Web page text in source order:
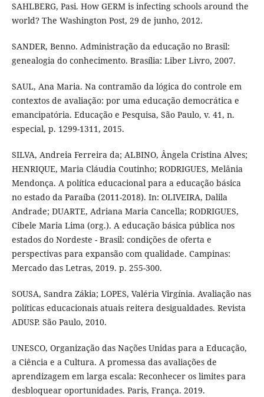
SAHLBERG, Pasi. How GERM is infecting schools around the
world? The Washington Post, 29 de junho, 2012.
SANDER, Benno. Administração da educação no Brasil:
genealogia do conhecimento. Brasília: Liber Livro, 2007.
SAUL, Ana Maria. Na contramão da lógica do controle em
contextos de avaliação: por uma educação democrática e
emancipatória. Educação e Pesquisa, São Paulo, v. 41, n.
especial, p. 1299-1311, 2015.
SILVA, Andreia Ferreira da; ALBINO, Ângela Cristina Alves;
HENRIQUE, Maria Cláudia Coutinho; RODRIGUES, Melânia
Mendonça. A política educacional para a educação básica
no estado da Paraíba (2011-2018). In: OLIVEIRA, Dalila
Andrade; DUARTE, Adriana Maria Cancella; RODRIGUES,
Cibele Maria Lima (org.). A educação básica pública nos
estados do Nordeste - Brasil: condições de oferta e
perspectivas para expansão com qualidade. Campinas:
Mercado das Letras, 2019. p. 255-300.
SOUSA, Sandra Zákia; LOPES, Valéria Virgínia. Avaliação nas
políticas educacionais atuais reitera desigualdades. Revista
ADUSP. São Paulo, 2010.
UNESCO, Organização das Nações Unidas para a Educação,
a Ciência e a Cultura. A promessa das avaliações de
aprendizagem em larga escala: Reconhecer os limites para
desbloquear oportunidades. Paris, França. 2019.